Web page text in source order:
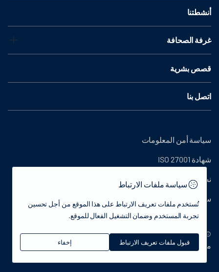
أنشطتنا
غرفة الصحافة
قصص بشرية
اتصل بنا
© 2022 جمهورية تركيا وزارة الثقافة والسياحة - جميع الحقوق
محفوظة.
سياسة أمن المعلومات
شهادة ISO 27001
نص التوضيح
سياسة الخصوصية
سياسة ملفات الارتباط
تُستخدم ملفات تعريف الارتباط على هذا الموقع من أجل تحسين
تجربة المستخدم وضمان التشغيل الفعال للموقع.
قبول ملفات تعريف الارتباط إخفاء